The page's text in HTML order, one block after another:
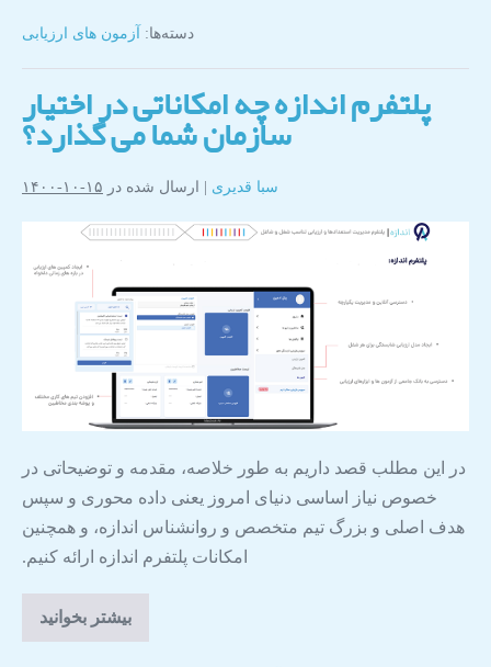
دسته‌ها: آزمون های ارزیابی
پلتفرم اندازه چه امکاناتی در اختیار
سازمان شما می گذارد؟
سبا قدیری| ارسال شده در ۱۵-۱۰-۱۴۰۰
در این مطلب قصد داریم به طور خلاصه، مقدمه و توضیحاتی در
خصوص نیاز اساسی دنیای امروز یعنی داده محوری و سپس
هدف اصلی و بزرگ تیم متخصص و روانشناس اندازه، و همچنین
امکانات پلتفرم اندازه ارائه کنیم.
بیشتر بخوانید